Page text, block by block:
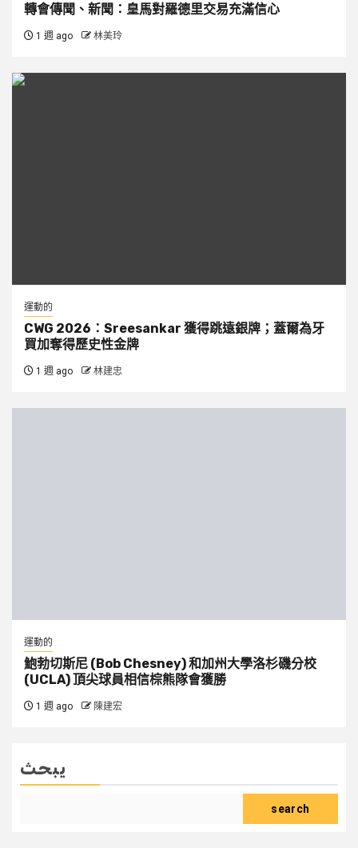
轉會傳聞、新聞：皇馬對羅德里交易充滿信心
1 週 ago 林美玲
運動的
CWG 2026：Sreesankar 獲得跳遠銀牌；蓋爾為牙
買加奪得歷史性金牌
1 週 ago 林建忠
運動的
鮑勃切斯尼 (Bob Chesney) 和加州大學洛杉磯分校
(UCLA) 頂尖球員相信棕熊隊會獲勝
1 週 ago 陳建宏
يبحث
search